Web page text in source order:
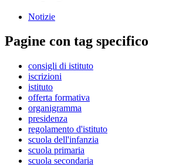
Notizie
Pagine con tag specifico
consigli di istituto
iscrizioni
istituto
offerta formativa
organigramma
presidenza
regolamento d'istituto
scuola dell'infanzia
scuola primaria
scuola secondaria